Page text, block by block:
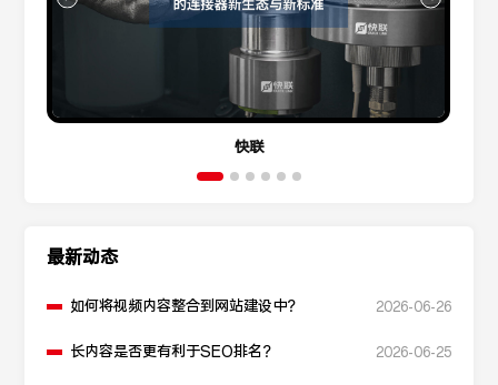
快联
最新动态
如何将视频内容整合到网站建设中？ 2026-06-26
长内容是否更有利于SEO排名？ 2026-06-25